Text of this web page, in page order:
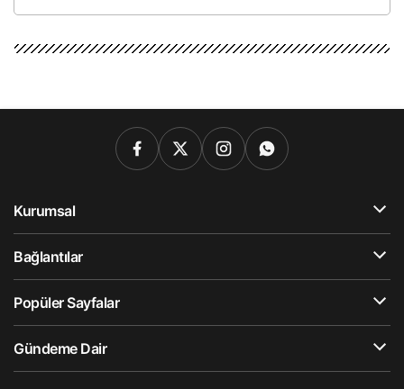
Kurumsal
Bağlantılar
Popüler Sayfalar
Gündeme Dair